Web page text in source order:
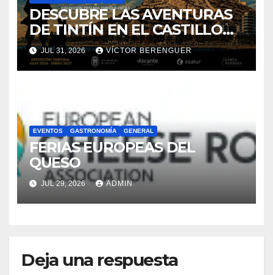
DESCUBRE LAS AVENTURAS
DE TINTÍN EN EL CASTILLO
DE SANTA BÁRBARA DE
ALICANTE
JUL 31, 2026 VÍCTOR BERENGUER
EVENTOS GASTRONOMÍA GENERAL
FERIAS EUROPEAS DEL
QUESO
JUL 29, 2026 ADMIN
Deja una respuesta